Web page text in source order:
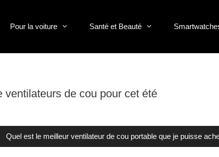
Pour la voiture Santé et Beauté
de cou pour cet été
Quel est le meilleur ventilateur de cou portable que je puisse